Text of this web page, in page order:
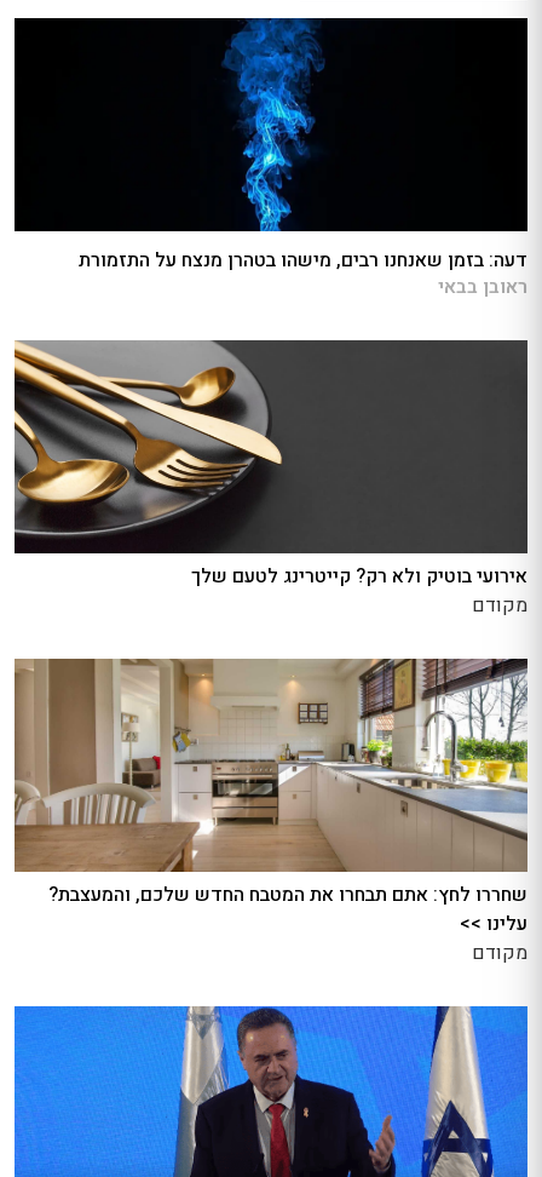
דעה: בזמן שאנחנו רבים, מישהו בטהרן מנצח על התזמורת
ראובן בבאי
אירועי בוטיק ולא רק? קייטרינג לטעם שלך
מקודם
שחררו לחץ: אתם תבחרו את המטבח החדש שלכם, והמעצבת?
עלינו >>
מקודם